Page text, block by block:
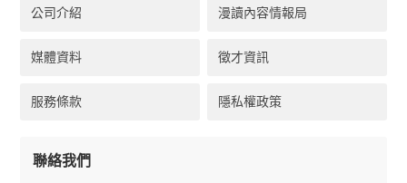
公司介紹 漫讀內容情報局
媒體資料 徵才資訊
服務條款 隱私權政策
聯絡我們